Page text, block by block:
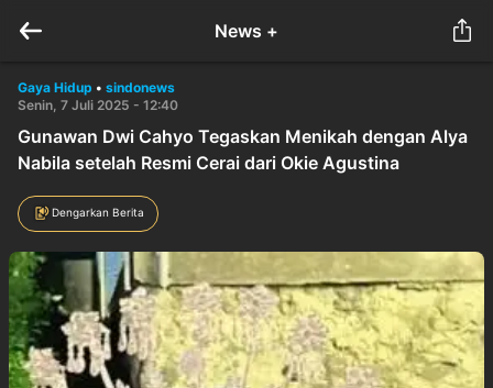
News +
Gaya Hidup • sindonews
Senin, 7 Juli 2025 - 12:40
Gunawan Dwi Cahyo Tegaskan Menikah dengan Alya
Nabila setelah Resmi Cerai dari Okie Agustina
Dengarkan Berita